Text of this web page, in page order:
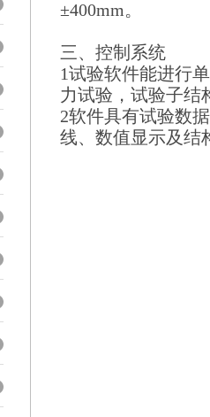
±400mm。
三、控制系统
1试验软件能进行
力试验，试验子结
2软件具有试验数
线、数值显示及结